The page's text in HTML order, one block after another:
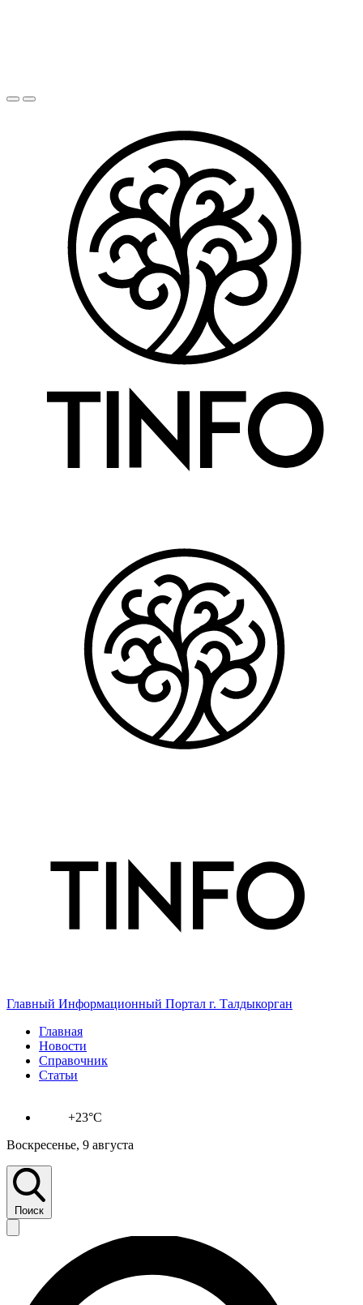
Главный Информационный Портал г. Талдыкорган
Главная
Новости
Справочник
Статьи
+23°C
Воскресенье, 9 августа
Поиск